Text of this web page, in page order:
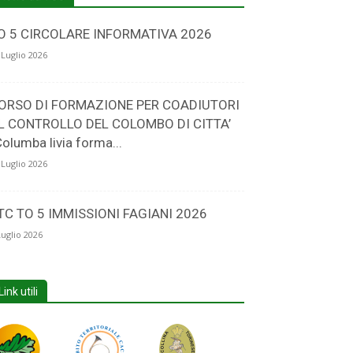
5 CIRCOLARE INFORMATIVA 2026
2026
DI FORMAZIONE PER COADIUTORI
CONTROLLO DEL COLOMBO DI CITTA’
livia forma...
2026
TO 5 IMMISSIONI FAGIANI 2026
2026
Link utili